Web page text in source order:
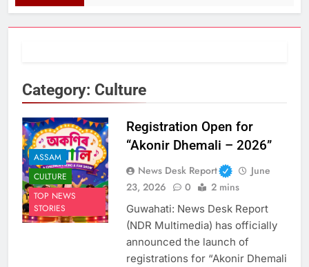
Category: Culture
ASSAM
CULTURE
TOP NEWS
STORIES
Registration Open for
“Akonir Dhemali – 2026”
News Desk Report
June
23, 2026
0 2 mins
Guwahati: News Desk Report
(NDR Multimedia) has officially
announced the launch of
registrations for “Akonir Dhemali